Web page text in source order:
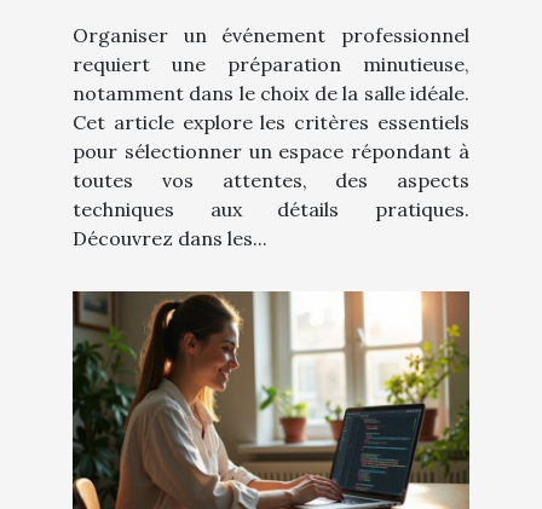
Organiser un événement professionnel
requiert une préparation minutieuse,
notamment dans le choix de la salle idéale.
Cet article explore les critères essentiels
pour sélectionner un espace répondant à
toutes vos attentes, des aspects
techniques aux détails pratiques.
Découvrez dans les...